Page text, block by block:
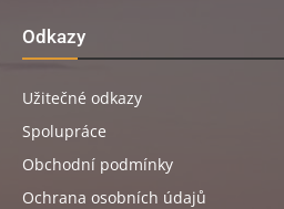
Odkazy
Užitečné odkazy
Spolupráce
Obchodní podmínky
Ochrana osobních údajů